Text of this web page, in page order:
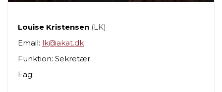
Louise Kristensen (LK)
Email: lk@akat.dk
Funktion: Sekretær
Fag: